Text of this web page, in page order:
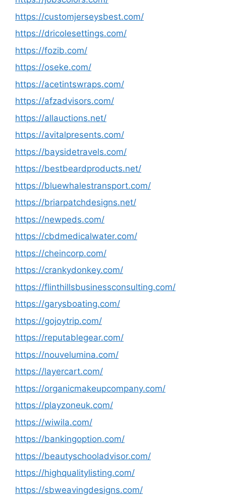
https://customjerseysbest.com/
https://dricolesettings.com/
https://fozib.com/
https://oseke.com/
https://acetintswraps.com/
https://afzadvisors.com/
https://allauctions.net/
https://avitalpresents.com/
https://baysidetravels.com/
https://bestbeardproducts.net/
https://bluewhalestransport.com/
https://briarpatchdesigns.net/
https://newpeds.com/
https://cbdmedicalwater.com/
https://cheincorp.com/
https://crankydonkey.com/
https://flinthillsbusinessconsulting.com/
https://garysboating.com/
https://gojoytrip.com/
https://reputablegear.com/
https://nouvelumina.com/
https://layercart.com/
https://organicmakeupcompany.com/
https://playzoneuk.com/
https://wiwila.com/
https://bankingoption.com/
https://beautyschooladvisor.com/
https://highqualitylisting.com/
https://sbweavingdesigns.com/